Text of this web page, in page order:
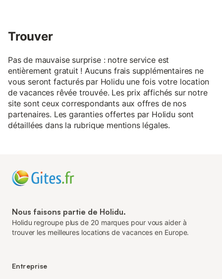
Trouver
Pas de mauvaise surprise : notre service est
entièrement gratuit ! Aucuns frais supplémentaires ne
vous seront facturés par Holidu une fois votre location
de vacances rêvée trouvée. Les prix affichés sur notre
site sont ceux correspondants aux offres de nos
partenaires. Les garanties offertes par Holidu sont
détaillées dans la rubrique mentions légales.
Nous faisons partie de Holidu.
Holidu regroupe plus de 20 marques pour vous aider à
trouver les meilleures locations de vacances en Europe.
Entreprise